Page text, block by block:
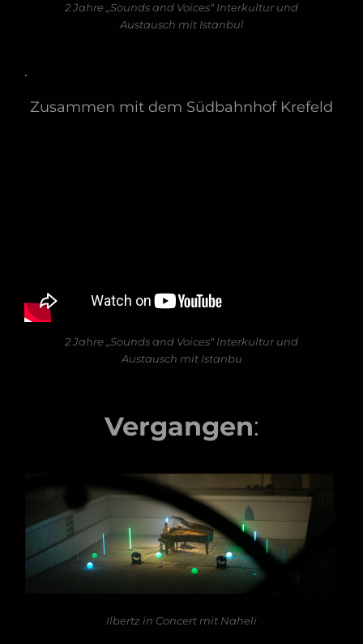
2 Jahre „Sounds and Voices“ Interkultur und
Austausch mit Istanbul
.
Zusammen mit dem Südbahnhof Krefeld
2 Jahre „Sounds and Voices“ Interkultur und
Austausch mit Istanbu
Vergangen:
Ilbertz in Concert mit Naheli